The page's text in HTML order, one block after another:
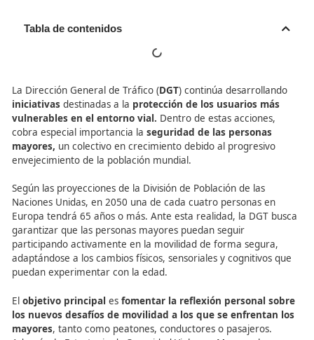
Tabla de contenidos
La Dirección General de Tráfico (DGT
iniciativasdestinadas a laprotección de los usuarios
vulnerables en el entorno vial. Dentro de estas
cobra especial importancia la seguridad de las
mayores,un colectivo en crecimiento debido al
envejecimiento de la población mundial.
Según las proyecciones de la División de Población de las
Naciones Unidas, en 2050 una de cada cuatro personas
Europa tendrá 65 años o más. Ante esta realidad, la
garantizar que las personas mayores puedan seguir